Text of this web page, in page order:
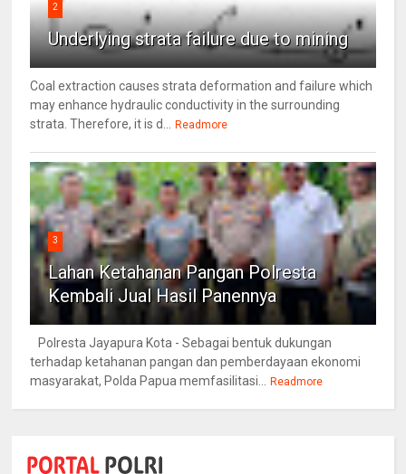
2
Underlying strata failure due to mining
Coal extraction causes strata deformation and failure which
may enhance hydraulic conductivity in the surrounding
strata. Therefore, it is d...
Readmore
3
Lahan Ketahanan Pangan Polresta
Kembali Jual Hasil Panennya
Polresta Jayapura Kota - Sebagai bentuk dukungan
terhadap ketahanan pangan dan pemberdayaan ekonomi
masyarakat, Polda Papua memfasilitasi...
Readmore